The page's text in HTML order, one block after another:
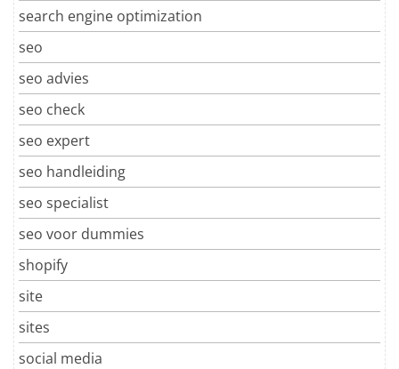
search engine optimization
seo
seo advies
seo check
seo expert
seo handleiding
seo specialist
seo voor dummies
shopify
site
sites
social media